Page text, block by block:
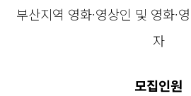
부산지역 영화·영상인 및 영화·
자
모집인원